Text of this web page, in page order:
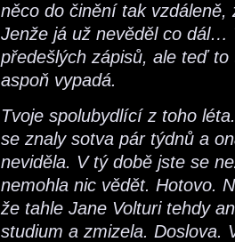
něco do činění tak
Jenže já už nevěděl co dál…
předešlých zápisů, ale teď
aspoň vypadá.
Tvoje spolubydlící z toho
se znaly sotva pár týdnů a
neviděla. V tý době jste se
nemohla nic vědět. Hotovo.
že tahle Jane Volturi tehdy
studium a zmizela. Doslova.